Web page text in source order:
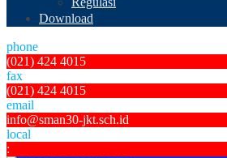
Download
phone
(021) 424 4015
fax
(021) 424 4015
email
info@sman30-jkt.sch.id
local
: